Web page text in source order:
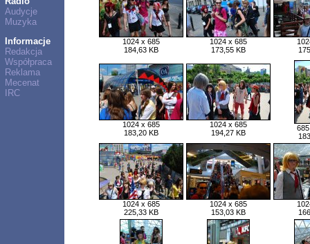
Audycje
Muzyka
Informacje
Redakcja
Współpraca
Reklama
Mecenat
IRC
1024 x 685
184,63 KB
1024 x 685
173,55 KB
1024 x 685
183,20 KB
1024 x 685
194,27 KB
1024 x 685
225,33 KB
1024 x 685
153,03 KB